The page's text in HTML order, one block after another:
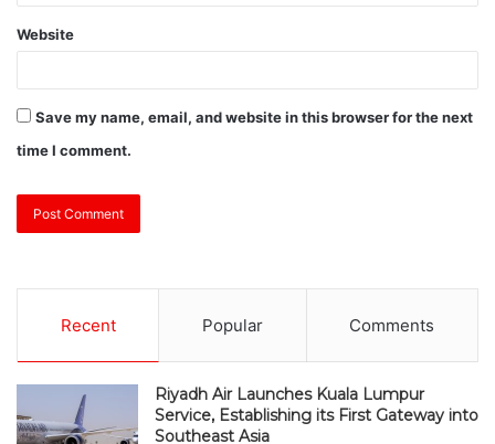
Website
Save my name, email, and website in this browser for the next
time I comment.
Recent Popular Comments
Riyadh Air Launches Kuala Lumpur
Service, Establishing its First Gateway into
Southeast Asia